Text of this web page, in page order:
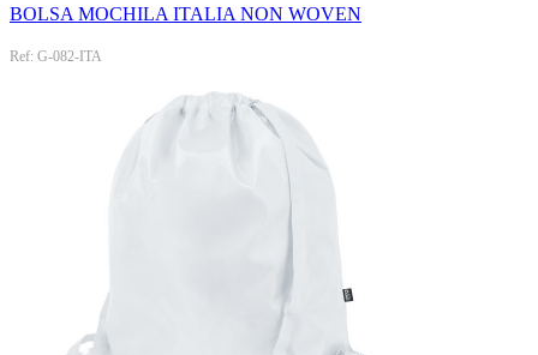
BOLSA MOCHILA ITALIA NON WOVEN
Ref: G-082-ITA